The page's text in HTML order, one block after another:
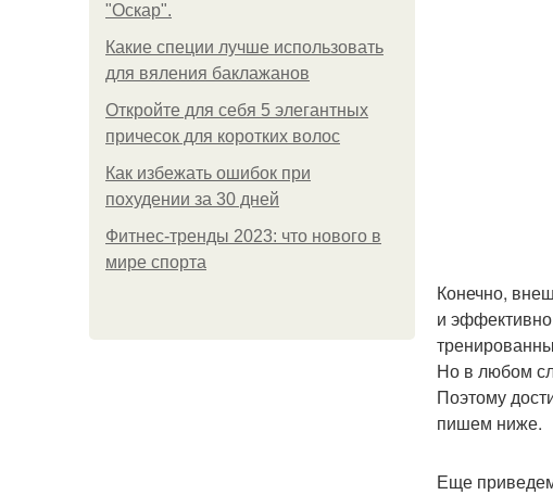
"Оскар".
Какие специи лучше использовать
для вяления баклажанов
Откройте для себя 5 элегантных
причесок для коротких волос
Как избежать ошибок при
похудении за 30 дней
Фитнес-тренды 2023: что нового в
мире спорта
Конечно,
и
Но в любом
Поэтому
пишем ниже.
Еще